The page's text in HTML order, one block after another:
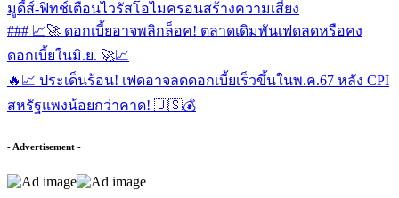
มูดี้ส์-ฟิทช์เตือนไวรัสโอไมครอนสร้างความเสี่ยง
### 📈🚀 ดอกเบี้ยอาจพลิกล็อค! ตลาดเดิมพันเฟดลดหรือคง
ดอกเบี้ยในมิ.ย. 🚀📈
🔥📈 ประเด็นร้อน! เฟดอาจลดดอกเบี้ยเร็วขึ้นในพ.ค.67 หลัง CPI
สหรัฐแพงน้อยกว่าคาด! 🇺🇸💰
- Advertisement -